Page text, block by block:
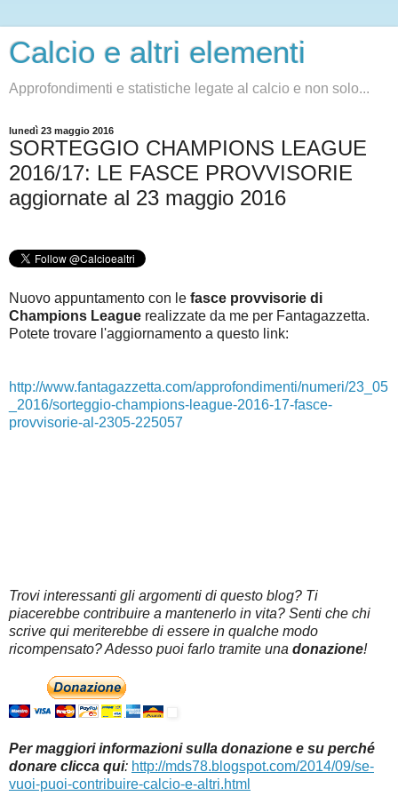
Calcio e altri elementi
Approfondimenti e statistiche legate al calcio e non solo...
lunedì 23 maggio 2016
SORTEGGIO CHAMPIONS LEAGUE
2016/17: LE FASCE PROVVISORIE
aggiornate al 23 maggio 2016
Nuovo appuntamento con le fasce provvisorie di
Champions League realizzate da me per Fantagazzetta.
Potete trovare l'aggiornamento a questo link:
http://www.fantagazzetta.com/approfondimenti/numeri/23_05
_2016/sorteggio-champions-league-2016-17-fasce-
provvisorie-al-2305-225057
Trovi interessanti gli argomenti di questo blog? Ti
piacerebbe contribuire a mantenerlo in vita? Senti che chi
scrive qui meriterebbe di essere in qualche modo
ricompensato? Adesso puoi farlo tramite una donazione!
Per maggiori informazioni sulla donazione e su perché
donare clicca qui: http://mds78.blogspot.com/2014/09/se-
vuoi-puoi-contribuire-calcio-e-altri.html